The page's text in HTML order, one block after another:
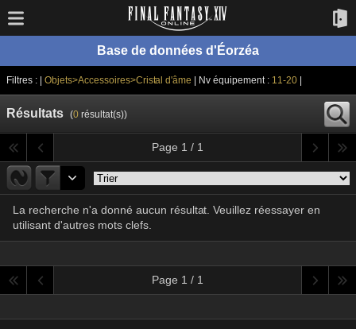
Base de données d'Éorzéa
Filtres : | Objets>Accessoires>Cristal d'âme | Nv équipement : 11-20
Résultats (0résultat(s))
Page 1 / 1
La recherche n'a donné aucun résultat. Veuillez réessayer en
utilisant d'autres mots clefs.
Page 1 / 1